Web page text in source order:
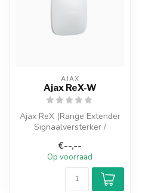
AJAX
Ajax ReX-W
Ajax ReX (Range Extender
Signaalversterker /
bereik van he...
€--,--
Op voorraad